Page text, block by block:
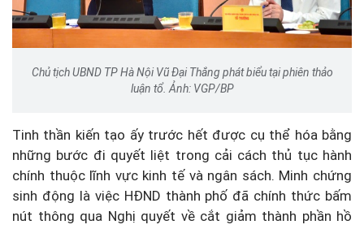
Chủ tịch UBND TP Hà Nội Vũ Đại Thắng phát biểu tại phiên thảo
luận tổ. Ảnh: VGP/BP
Tinh thần kiến tạo ấy trước hết được cụ thể hóa bằng
những bước đi quyết liệt trong cải cách thủ tục hành
chính thuộc lĩnh vực kinh tế và ngân sách. Minh chứng
sinh động là việc HĐND thành phố đã chính thức bấm
nút thông qua Nghị quyết về cắt giảm thành phần hồ